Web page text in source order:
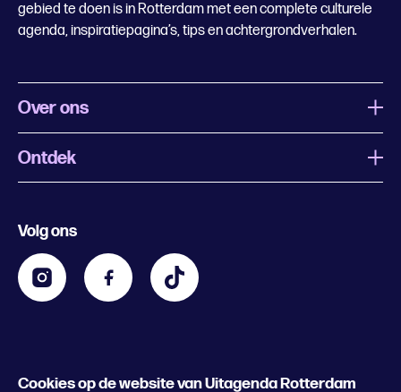
Cookies op de website van Uitagenda Rotterdam
gebied te doen is in Rotterdam met een complete culturele
agenda, inspiratiepagina’s, tips en achtergrondverhalen.
Over ons
Wat is Uitagenda Rotterdam
Contact
Zakelijk
Ontdek
Kids
Volg ons